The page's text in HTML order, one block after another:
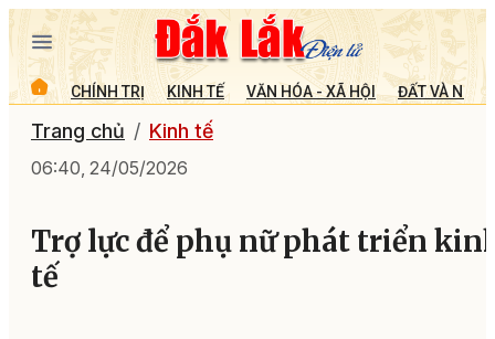
CHÍNH TRỊ KINH TẾ VĂN HÓA - XÃ HỘI ĐẤT VÀ
Trang chủ Kinh tế
06:40, 24/05/2026
Trợ lực để phụ nữ phát triển
tế